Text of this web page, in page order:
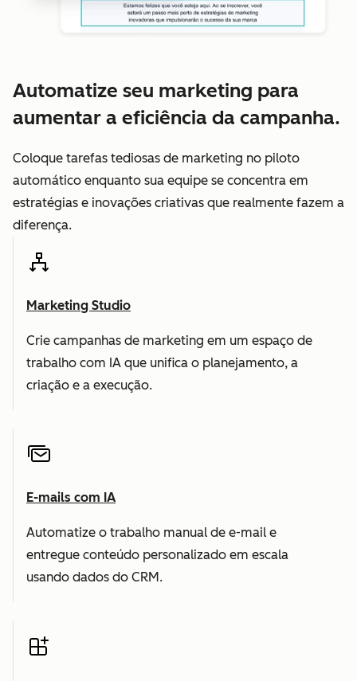
Automatize seu marketing para
aumentar a eficiência da campanha.
Coloque tarefas tediosas de marketing no piloto
automático enquanto sua equipe se concentra em
estratégias e inovações criativas que realmente fazem a
diferença.
Marketing Studio
Crie campanhas de marketing em um espaço de
trabalho com IA que unifica o planejamento, a
criação e a execução.
E-mails com IA
Automatize o trabalho manual de e-mail e
entregue conteúdo personalizado em escala
usando dados do CRM.